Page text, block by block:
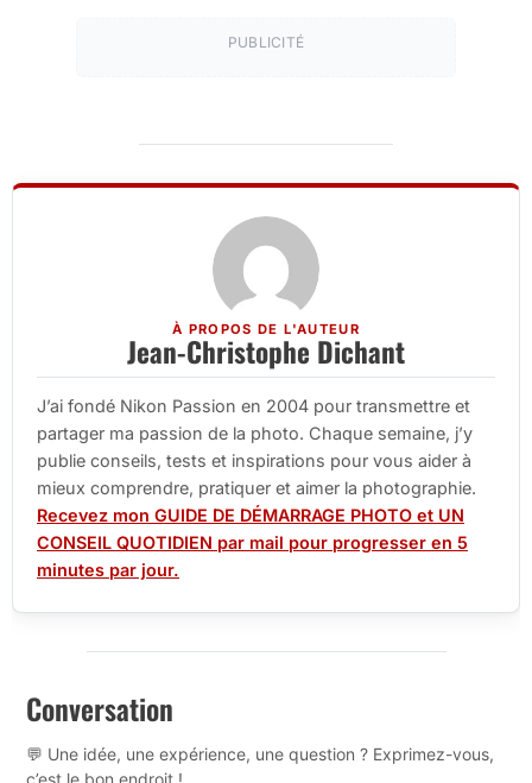
PUBLICITÉ
À PROPOS DE L'AUTEUR
Jean-Christophe Dichant
J’ai fondé Nikon Passion en 2004 pour transmettre et
partager ma passion de la photo. Chaque semaine, j’y
publie conseils, tests et inspirations pour vous aider à
mieux comprendre, pratiquer et aimer la photographie.
Recevez mon GUIDE DE DÉMARRAGE PHOTO et UN
CONSEIL QUOTIDIEN par mail pour progresser en 5
minutes par jour.
Conversation
💬 Une idée, une expérience, une question ? Exprimez-vous,
c’est le bon endroit !